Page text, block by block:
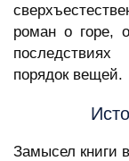
роман о горе,
порядок вещей.
Замысел книги